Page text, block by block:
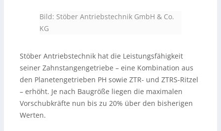
Bild: Stöber Antriebstechnik GmbH & Co.
KG
Stöber Antriebstechnik hat die Leistungsfähigkeit
seiner Zahnstangengetriebe – eine Kombination aus
den Planetengetrieben PH sowie ZTR- und ZTRS-Ritzel
– erhöht. Je nach Baugröße liegen die maximalen
Vorschubkräfte nun bis zu 20% über den bisherigen
Werten.